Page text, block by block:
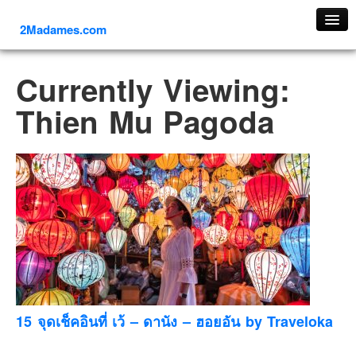
2Madames.com
ภาคเหนือ
ภาคใต้
ภาคกลาง
ภาคตะวันตก
ภาคอีสาน
ทริปต่างประเทศ
ยุโรป
รัสเซีย
Currently Viewing:
Thien Mu Pagoda
15 จุดเช็คอินที่ เว้ – ดานัง – ฮอยอัน by Traveloka